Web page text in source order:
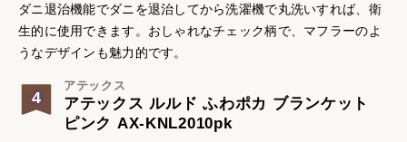
ダニ退治機能でダニを退治してから洗濯機で丸洗いすれば、衛
生的に使用できます。おしゃれなチェック柄で、マフラーのよ
うなデザインも魅力的です。
4
アテックス
アテックス ルルド ふわポカ ブランケット
ピンク AX-KNL2010pk